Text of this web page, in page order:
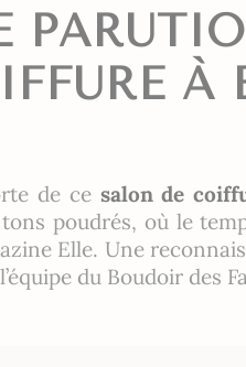
À
de cesalon de
poudrés, où le
Elle. Une
du Boudoir des